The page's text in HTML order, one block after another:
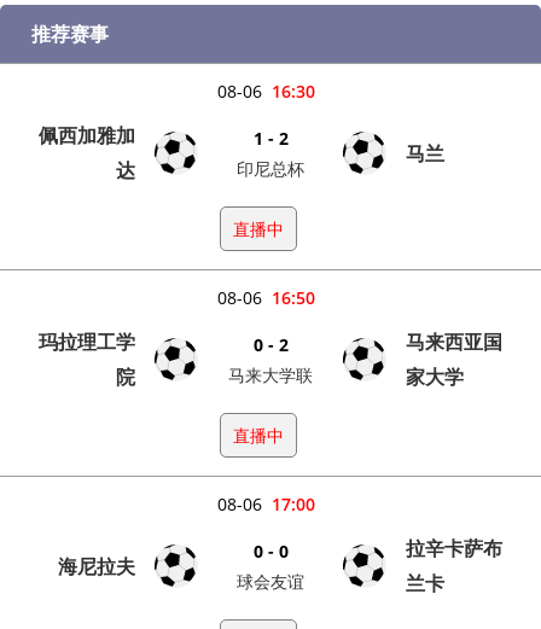
推荐赛事
16:30
08-06
佩西加雅加
达
1 - 2
印尼总杯
马兰
直播中
16:50
08-06
玛拉理工学
院
0 - 2
马来大学联
马来西亚国
家大学
直播中
17:00
08-06
海尼拉夫
0 - 0
球会友谊
拉辛卡萨布
兰卡